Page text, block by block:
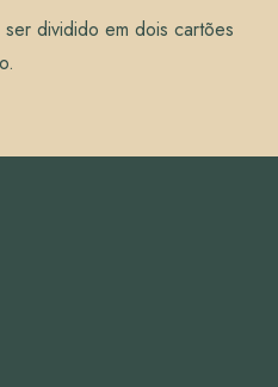
dividido em dois cartões